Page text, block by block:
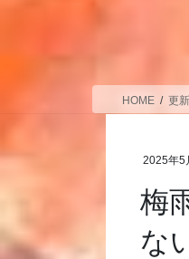
HOME 更
2025年5
梅
な